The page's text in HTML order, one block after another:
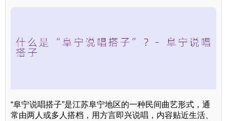
“阜宁说唱搭子”是江苏阜宁地区的一种民间曲艺形式，通
常由两人或多人搭档，用方言即兴说唱，内容贴近生活、